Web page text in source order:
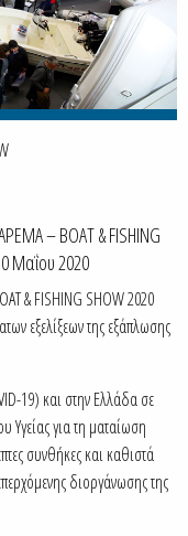
– BOAT & FISHING
Μαΐου 2020
& FISHING SHOW 2020
εξελίξεων της εξάπλωσης
19) και στην Ελλάδα σε
Υγείας για τη ματαίωση
συνθήκες και καθιστά
διοργάνωσης της